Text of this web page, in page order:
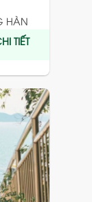
HÀN
TIẾT
Add
to
wishlist